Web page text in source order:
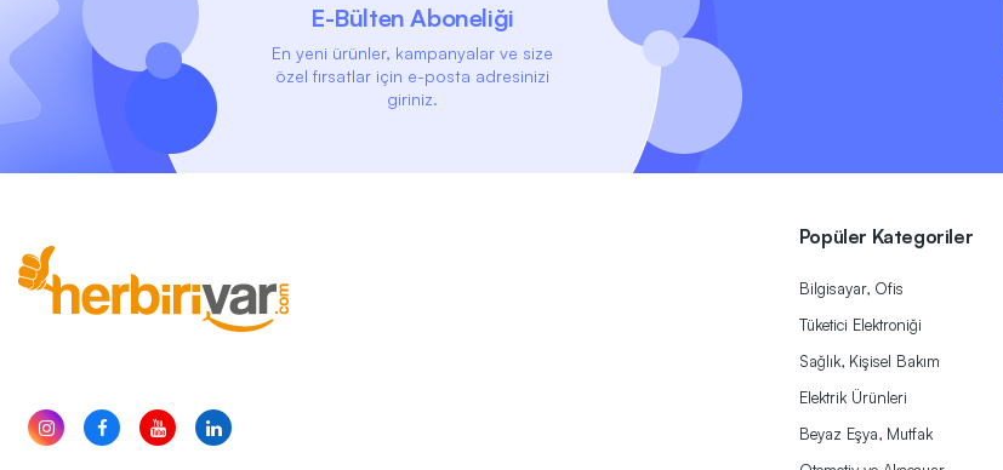
E-Bülten Aboneliği
En yeni ürünler, kampanyalar ve size
özel fırsatlar için e-posta adresinizi
giriniz.
Popüler Kategoriler
Bilgisayar, Ofis
Tüketici Elektroniği
Sağlık, Kişisel Bakım
Elektrik Ürünleri
Beyaz Eşya, Mutfak